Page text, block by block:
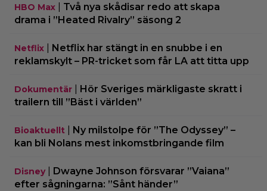
HBO Max
Två nya skådisar redo att skapa
drama i ”Heated Rivalry” säsong 2
Netflix
Netflix har stängt in en snubbe i en
reklamskylt – PR-tricket som får LA att titta upp
Dokumentär
Hör Sveriges märkligaste skratt i
trailern till ”Bäst i världen”
Bioaktuellt
Ny milstolpe för ”The Odyssey” –
kan bli Nolans mest inkomstbringande film
Disney| Dwayne Johnson försvarar ”Vaiana”
efter sågningarna: ”Sånt händer”